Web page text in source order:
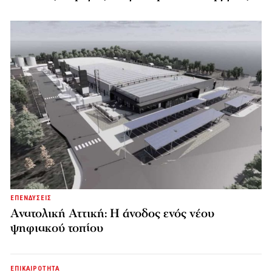
ΕΠΕΝΔΥΣΕΙΣ
Ανατολική Αττική: Η άνοδος ενός νέου
ψηφιακού τοπίου
ΕΠΙΚΑΙΡΟΤΗΤΑ